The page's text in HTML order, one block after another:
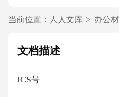
当前位置： 人人文库 > 办公
文档描述
ICS号